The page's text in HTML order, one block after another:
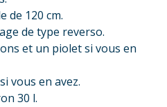
de 120 cm.
de type reverso.
et un piolet si vous en
vous en avez.
30 l.